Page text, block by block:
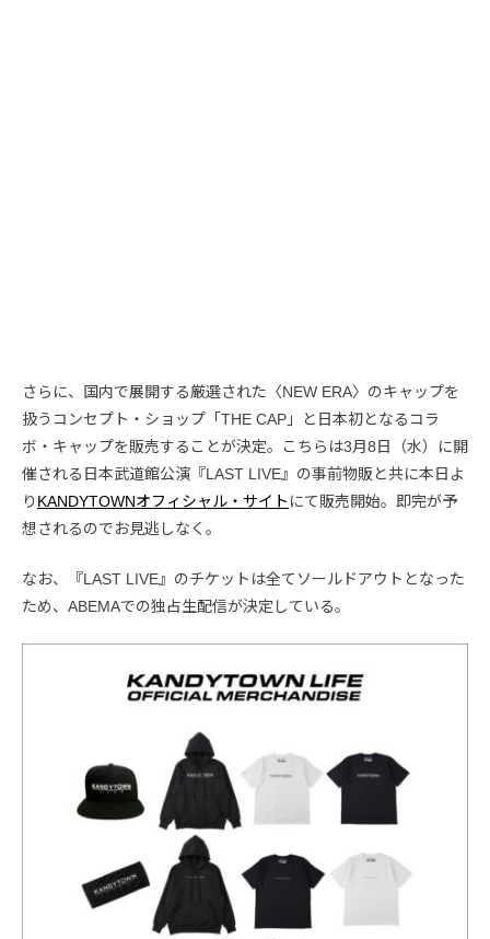
さらに、国内で展開する厳選された〈NEW ERA〉のキャップを
扱うコンセプト・ショップ「THE CAP」と日本初となるコラ
ボ・キャップを販売することが決定。こちらは3月8日（水）に開
催される日本武道館公演『LAST LIVE』の事前物販と共に本日よ
り KANDYTOWNオフィシャル・サイト にて販売開始。即完が予
想されるのでお見逃しなく。
なお、『LAST LIVE』のチケットは全てソールドアウトとなった
ため、ABEMAでの独占生配信が決定している。